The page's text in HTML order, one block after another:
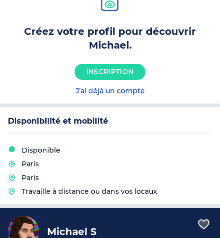
Créez votre profil pour découvrir
Michael.
INSCRIPTION
J’ai déjà un compte
Disponibilité et mobilité
Disponible
Paris
Paris
Travaille à distance ou dans vos locaux
Michael S